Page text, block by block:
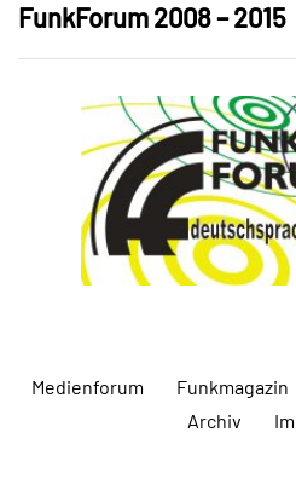
FunkForum 2008 – 2015
Medienforum Funkmagazin
Archiv